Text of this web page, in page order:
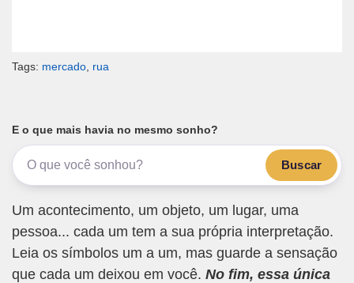
Tags: mercado rua
E o que mais havia no mesmo sonho?
Buscar
Um acontecimento, um objeto, um lugar, uma
pessoa... cada um tem a sua própria interpretação.
Leia os símbolos um a um, mas guarde a sensação
que cada um deixou em você. No fim, essa única